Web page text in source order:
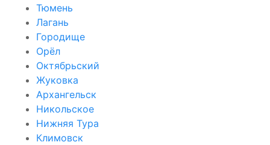
Тюмень
Лагань
Городище
Орёл
Октябрьский
Жуковка
Архангельск
Никольское
Нижняя Тура
Климовск